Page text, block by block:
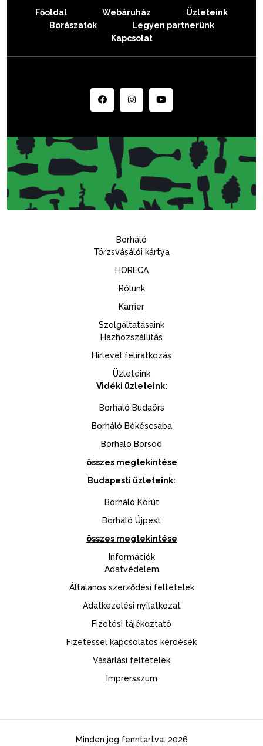
Főoldal Webáruház
Üzleteink
Borászatok
Legyen partnerünk
Kapcsolat
Borháló
Törzsvásálói kártya
HORECA
Rólunk
Karrier
Szolgáltatásaink
Házhozszállítás
Hírlevél feliratkozás
Üzleteink
Vidéki üzleteink:
Borháló Budaörs
Borháló Békéscsaba
Borháló Borsod
összes megtekintése
Budapesti üzleteink:
Borháló Körút
Borháló Újpest
összes megtekintése
Információk
Adatvédelem
Általános szerződési feltételek
Adatkezelési nyilatkozat
Fizetési tájékoztató
Fizetéssel kapcsolatos kérdések
Vásárlási feltételek
Imprersszum
Minden jog fenntartva. 2026